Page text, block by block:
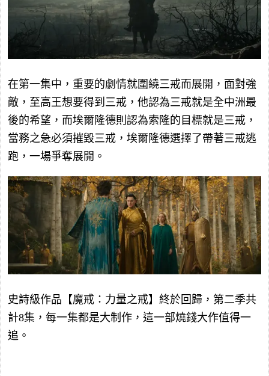
在第一集中，重要的劇情就圍繞三戒而展開，面對強
敵，至高王想要得到三戒，他認為三戒就是全中洲最
後的希望，而埃爾隆德則認為索隆的目標就是三戒，
當務之急必須摧毀三戒，埃爾隆德選擇了帶著三戒逃
跑，一場爭奪展開。
史詩級作品【魔戒：力量之戒】終於回歸，第二季共
計8集，每一集都是大制作，這一部燒錢大作值得一
追。